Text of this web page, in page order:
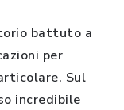
battuto a
per
Sul
incredibile